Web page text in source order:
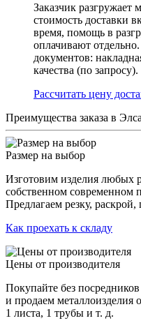
Заказчик разгружает
стоимость доставки
время, помощь в
оплачивают
документов:
качества (по запросу).
Раcсчитать цену
Преимущества заказа в
Размер на выбор
Изготовим изделия любых
собственном современном
Предлагаем резку, раскрой,
Как проехать к складу
Цены от производителя
Покупайте без
и продаем металлоизделия
1 листа, 1 трубы и т. д.